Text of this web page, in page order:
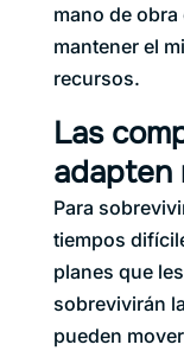
mano de
mantener el
recursos.
Las
adapten
Para
tiempos
planes que
sobrevivirán
pueden